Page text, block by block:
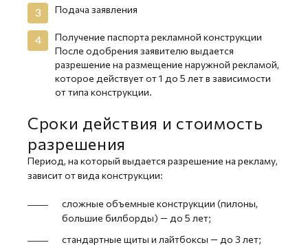
Подача заявления
Получение паспорта рекламной конструкции
После одобрения заявителю выдается
разрешение на размещение наружной рекламой,
которое действует от 1 до 5 лет в зависимости
от типа конструкции.
Сроки действия и стоимость
разрешения
Период, на который выдается разрешение на рекламу,
зависит от вида конструкции:
сложные объемные конструкции (пилоны,
большие билборды) — до 5 лет;
стандартные щиты и лайтбоксы — до 3 лет;